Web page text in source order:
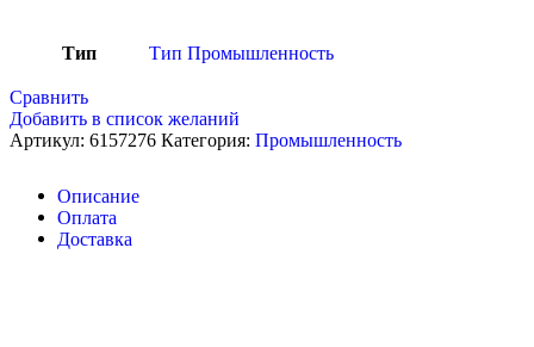
Тип Тип Промышленность
Сравнить
Добавить в список желаний
Артикул: 6157276 Категория: Промышленность
Описание
Оплата
Доставка